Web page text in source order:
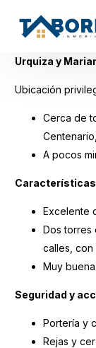
Urquiza y
Ubicación
Cerca de
A pocos
Excelente
Dos torres
calles, con
Muy
Seguridad y
Portería y
Rejas y